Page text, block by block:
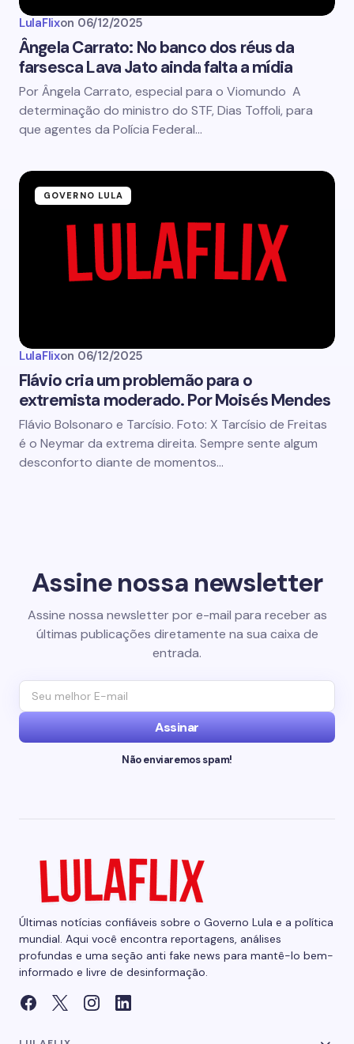
LulaFlixon 06/12/2025
Ângela Carrato: No banco dos réus da
farsesca Lava Jato ainda falta a mídia
Por Ângela Carrato, especial para o Viomundo A
determinação do ministro do STF, Dias Toffoli, para
que agentes da Polícia Federal…
GOVERNO LULA
LulaFlixon 06/12/2025
Flávio cria um problemão para o
extremista moderado. Por Moisés Mendes
Flávio Bolsonaro e Tarcísio. Foto: X Tarcísio de Freitas
é o Neymar da extrema direita. Sempre sente algum
desconforto diante de momentos…
Assine nossa newsletter
Assine nossa newsletter por e-mail para receber as
últimas publicações diretamente na sua caixa de
entrada.
Assinar
Não enviaremos spam!
Últimas notícias confiáveis sobre o Governo Lula e a política
mundial. Aqui você encontra reportagens, análises
profundas e uma seção anti fake news para mantê-lo bem-
informado e livre de desinformação.